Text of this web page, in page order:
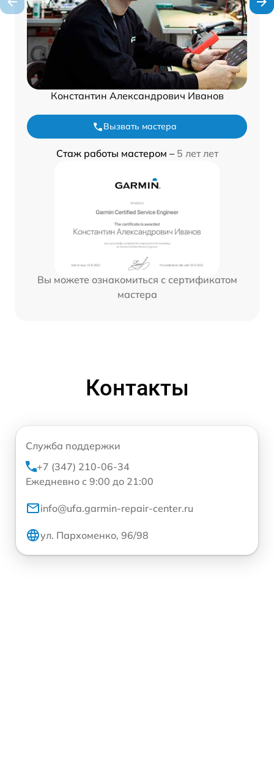
Константин Александрович Иванов
Вызвать мастера
Стаж работы мастером – 5 лет лет
Вы можете ознакомиться с сертификатом
мастера
Контакты
Служба поддержки
+7 (347) 210-06-34
Ежедневно с 9:00 до 21:00
info@ufa.garmin-repair-center.ru
ул. Пархоменко, 96/98